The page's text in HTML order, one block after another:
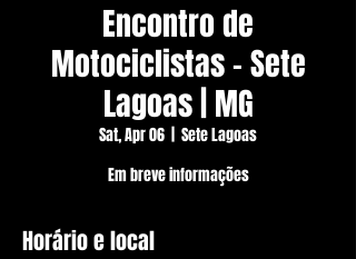
Encontro de
Motociclistas - Sete
Lagoas | MG
Sat, Apr 06
Sete Lagoas
Em breve informações
Horário e local